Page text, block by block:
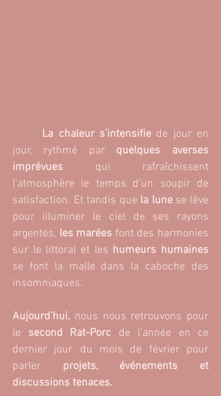
La chaleur s’intensifie de jour en
jour, rythmé par quelques averses
imprévues qui rafraîchissent
l’atmosphère le temps d’un soupir de
satisfaction. Et tandis que la lune se lève
pour illuminer le ciel de ses rayons
argentés, les marées font des harmonies
sur le littoral et les
se font la malle dans la caboche des
insomniaques.
Aujourd’hui, nous nous retrouvons pour
le second Rat-Porc de l’année en ce
dernier jour du mois de février pour
parler projets, événements et
discussions tenaces.